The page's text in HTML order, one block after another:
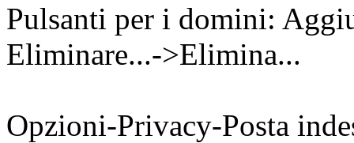
Pulsanti per i domini:
Eliminare...->Elimina...
Opzioni-Privacy-Posta